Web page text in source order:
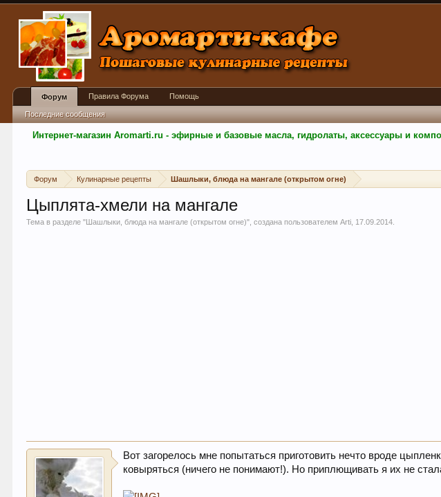
Интернет-магазин Aromarti.ru - эфирные и базовые масла, гидролаты, аксессуары и
Форум Кулинарные рецепты Шашлыки, блюда на мангале (открытом огне)
Цыплята-хмели на мангале
Тема в разделе "Шашлыки, блюда на мангале (открытом огне)", создана пользователемArti 17.09.2014
Вот загорелось мне попытаться приготовить нечто вроде
ковыряться (ничего не понимают!). Но приплющивать я их не
Форум
Последние сообщения
Правила Форума Помощь